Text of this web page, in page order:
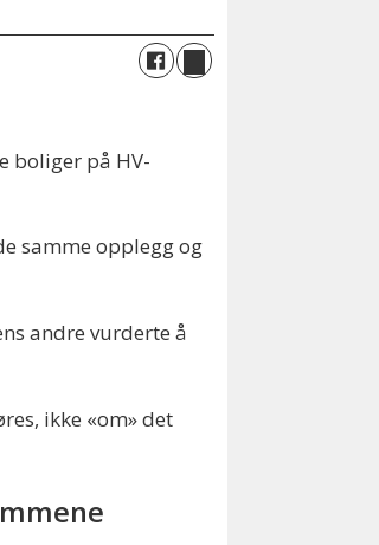
boliger på HV-
samme opplegg og
andre vurderte å
ikke «om» det